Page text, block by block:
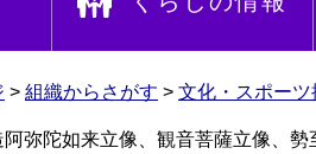
> 組織からさがす > 文化・スポーツ
弥陀如来立像、観音菩薩立像、勢